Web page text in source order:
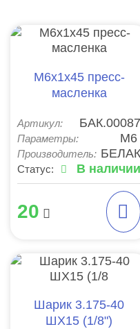
М6х1х45 пресс-
масленка
Артикул: БАК.00087
Параметры: М6
Производитель: БЕЛАК
Статус: В наличии
20
Шарик 3.175-40
ШХ15 (1/8")